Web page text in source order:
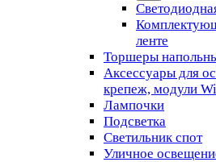
ленте
Торшеры
Аксессуары для
крепеж, модули
Лампочки
Подсветка
Светильник спот
Уличное